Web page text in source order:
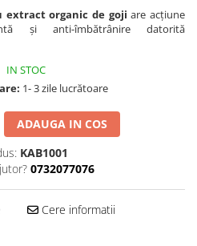
extract organic de goji are acțiune
și anti-îmbătrânire datorită
IN STOC
1- 3 zile lucrătoare
ADAUGA IN COS
KAB1001
0732077076
Cere informatii